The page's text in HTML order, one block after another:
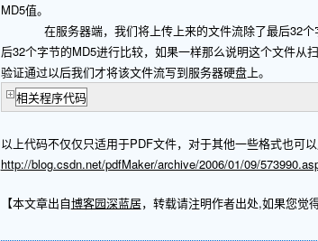
MD5值。
在服务器端，我们将上传上来的文件流除了最后32个字
后32个字节的MD5进行比较，如果一样那么说明这个文件
验证通过以后我们才将该文件流写到服务器硬盘上。
相关程序代码
以上代码不仅仅只适用于PDF文件，对于其他一些格式也可
http://blog.csdn.net/pdfMaker/archive/2006/01/09/
【本文章出自博客园深蓝居，转载请注明作者出处,如果您觉